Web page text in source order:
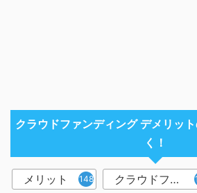
クラウドファンディング デメリッ
く！
メリット 148 クラウドファンディング